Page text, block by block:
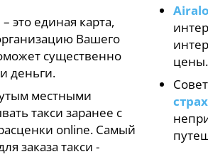
– это единая карта,
Вашего
существенно
деньги.
местными
такси заранее с
online. Самый
заказа такси -
Airalo
цены.